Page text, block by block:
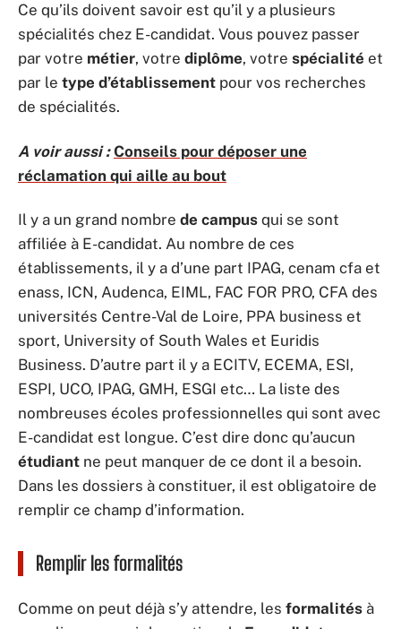
Ce qu’ils doivent savoir est qu’il y a plusieurs
spécialités chez E-candidat. Vous pouvez passer
par votre métier, votre diplôme, votre spécialité et
par le type d’établissement pour vos recherches
de spécialités.
A voir aussi : Conseils pour déposer une
réclamation qui aille au bout
Il y a un grand nombre de campus qui se sont
affiliée à E-candidat. Au nombre de ces
établissements, il y a d’une part IPAG, cenam cfa et
enass, ICN, Audenca, EIML, FAC FOR PRO, CFA des
universités Centre-Val de Loire, PPA business et
sport, University of South Wales et Euridis
Business. D’autre part il y a ECITV, ECEMA, ESI,
ESPI, UCO, IPAG, GMH, ESGI etc… La liste des
nombreuses écoles professionnelles qui sont avec
E-candidat est longue. C’est dire donc qu’aucun
étudiant ne peut manquer de ce dont il a besoin.
Dans les dossiers à constituer, il est obligatoire de
remplir ce champ d’information.
Remplir les formalités
Comme on peut déjà s’y attendre, les formalités à